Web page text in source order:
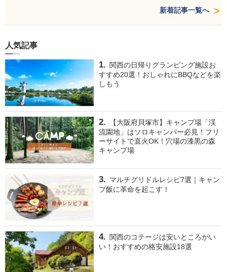
新着記事一覧へ
人気記事
関西の日帰りグランピング施設お
すすめ20選！おしゃれにBBQなどを楽
しもう
【大阪府貝塚市】キャンプ場「渓
流園地」はソロキャンパー必見！フリ
ーサイトで直火OK！穴場の漆黒の森
キャンプ場
マルチグリドルレシピ7選｜キャン
プ飯に革命を起こす！
関西のコテージは安いところがい
い！おすすめの格安施設18選